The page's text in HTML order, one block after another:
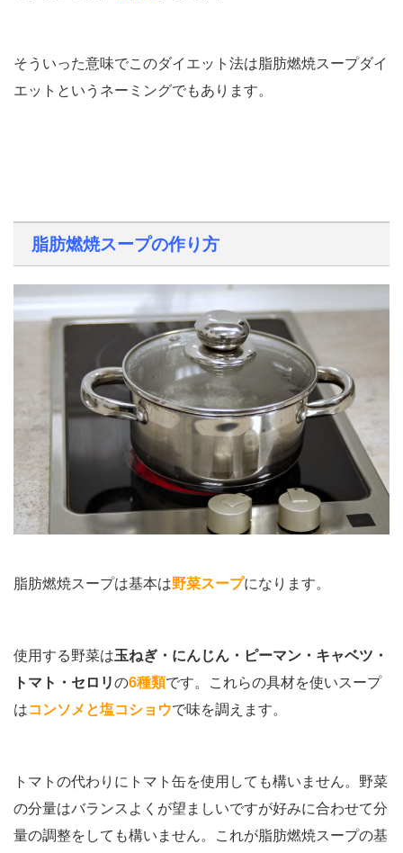
そういった意味でこのダイエット法は脂肪燃焼スープダイ
エットというネーミングでもあります。
脂肪燃焼スープの作り方
脂肪燃焼スープは基本は野菜スープになります。
使用する野菜は玉ねぎ・にんじん・ピーマン・キャベツ・
トマト・セロリの6種類です。これらの具材を使いスープ
はコンソメと塩コショウで味を調えます。
トマトの代わりにトマト缶を使用しても構いません。野菜
の分量はバランスよくが望ましいですが好みに合わせて分
量の調整をしても構いません。これが脂肪燃焼スープの基